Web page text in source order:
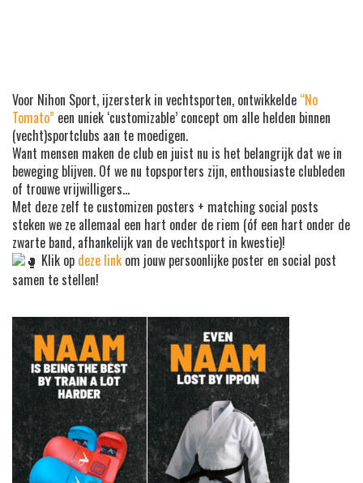
Voor Nihon Sport, ijzersterk in vechtsporten, ontwikkelde “No
Tomato” een uniek ‘customizable’ concept om alle helden binnen
(vecht)sportclubs aan te moedigen.
Want mensen maken de club en juist nu is het belangrijk dat we in
beweging blijven. Of we nu topsporters zijn, enthousiaste clubleden
of trouwe vrijwilligers…
Met deze zelf te customizen posters + matching social posts
steken we ze allemaal een hart onder de riem (óf een hart onder de
zwarte band, afhankelijk van de vechtsport in kwestie)!
Klik op deze link om jouw persoonlijke poster en social post
samen te stellen!